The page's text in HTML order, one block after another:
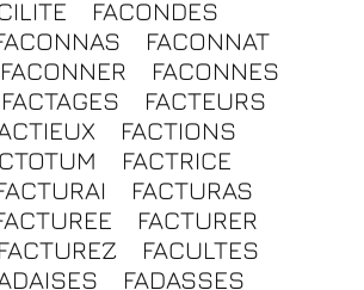
FACONDES
FACONNAT
FACONNER
FACONNES
FACTAGES
FACTEURS
FACTIONS
FACTRICE
FACTURAS
FACTURER
FACTUREZ
FACULTES
FADASSES